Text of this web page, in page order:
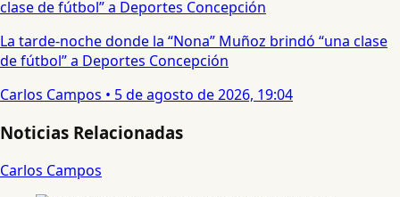
La tarde-noche donde la “Nona” Muñoz brindó “una clase
de fútbol” a Deportes Concepción
Carlos Campos • 5 de agosto de 2026, 19:04
Noticias Relacionadas
Carlos Campos